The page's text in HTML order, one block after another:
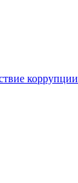
коррупции